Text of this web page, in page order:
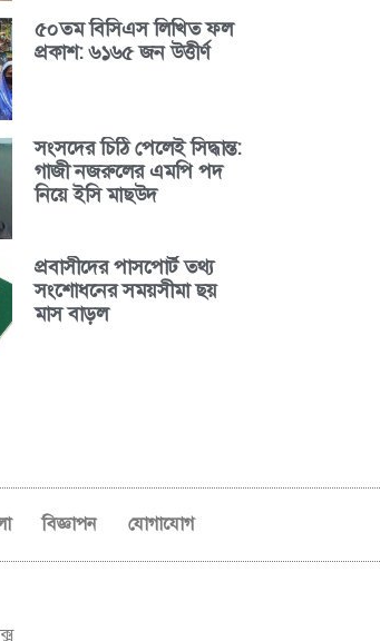
৫০তম বিসিএস লিখিত ফল
প্রকাশ: ৬১৬৫ জন উত্তীর্ণ
সংসদের চিঠি পেলেই সিদ্ধান্ত:
গাজী নজরুলের এমপি পদ
নিয়ে ইসি মাছউদ
প্রবাসীদের পাসপোর্ট তথ্য
সংশোধনের সময়সীমা ছয়
মাস বাড়ল
বিজ্ঞাপন যোগাযোগ